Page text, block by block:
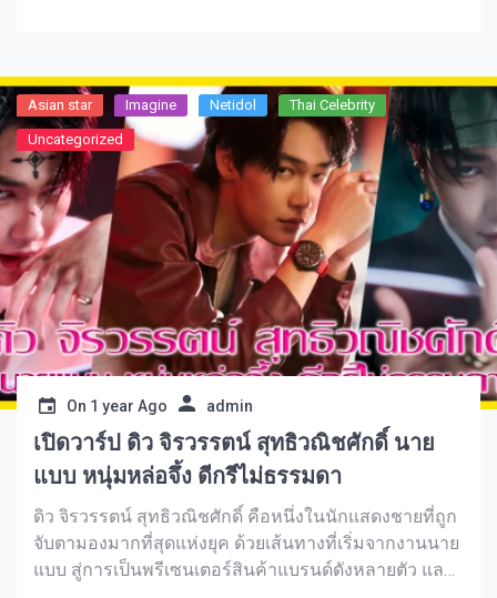
สืบข่าว เรื่องพี่นาค 4 และผลงานซีรีส์เรื่องบอสมั่นหน้ากับ
เลขาตัวตึง นอกจากนี้ยังมีผลงานอื่นๆ ในวงการบันเทิง
มากมายหลายด้าน ไม่ว่าจะเป็นคอนเทนต์ครีเอเตอร์ และ
เพิ่งจะทำการแสดง Take Show เดี่ยวครั้งแรกเมื่อช่วงต้นปี
2025 ที่ผ่านมานี้เอง มีรายการต่างๆ ที่เขาได้ไปออกนั่งพุด
คุย เรียกได้ว่าเป็นอีกหนึ่งอินฟลูฯ และนักแสดงคนดังที่มี
ความสามารถ และนิสัยดีน่ารักเฟรนลี่มากๆ และเชื่อว่า
จะมีผลงานที่น่าสนใจ และมีอนาคตในเส้นทางบันเทิงที่
สดใสแน่นอน
Asian star Imagine​ Netidol Thai Celebrity
Uncategorized
On 1 year Ago admin
เปิดวาร์ป ดิว จิรวรรตน์ สุทธิวณิชศักดิ์ นาย
แบบ หนุ่มหล่อจึ้ง ดีกรีไม่ธรรมดา
ดิว จิรวรรตน์ สุทธิวณิชศักดิ์ คือหนึ่งในนักแสดงชายที่ถูก
จับตามองมากที่สุดแห่งยุค ด้วยเส้นทางที่เริ่มจากงานนาย
แบบ สู่การเป็นพรีเซนเตอร์สินค้าแบรนด์ดังหลายตัว และ